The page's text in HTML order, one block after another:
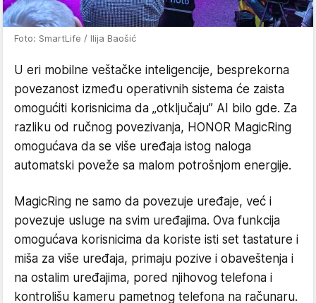
Foto: SmartLife / Ilija Baošić
U eri mobilne veštačke inteligencije, besprekorna
povezanost između operativnih sistema će zaista
omogućiti korisnicima da „otključaju” AI bilo gde. Za
razliku od ručnog povezivanja, HONOR MagicRing
omogućava da se više uređaja istog naloga
automatski poveže sa malom potrošnjom energije.
MagicRing ne samo da povezuje uređaje, već i
povezuje usluge na svim uređajima. Ova funkcija
omogućava korisnicima da koriste isti set tastature i
miša za više uređaja, primaju pozive i obaveštenja i
na ostalim uređajima, pored njihovog telefona i
kontrolišu kameru pametnog telefona na računaru.